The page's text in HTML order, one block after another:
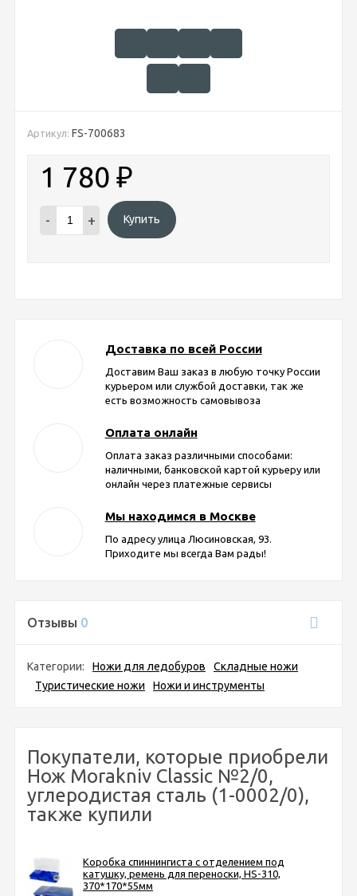
Артикул: FS-700683
1 780 ₽
- + Купить
Доставка по всей России
Доставим Ваш заказ в любую точку России
курьером или службой доставки, так же
есть возможность самовывоза
Оплата онлайн
Оплата заказ различными способами:
наличными, банковской картой курьеру или
онлайн через платежные сервисы
Мы находимся в Москве
По адресу улица Люсиновская, 93.
Приходите мы всегда Вам рады!
Отзывы 0
Категории: Ножи для ледобуров
Складные ножи
Туристические ножи
Ножи и инструменты
Покупатели, которые приобрели
Нож Morakniv Classic №2/0,
углеродистая сталь (1-0002/0),
также купили
Коробка спиннингиста с отделением под
катушку, ремень для переноски, НS-310,
370*170*55мм